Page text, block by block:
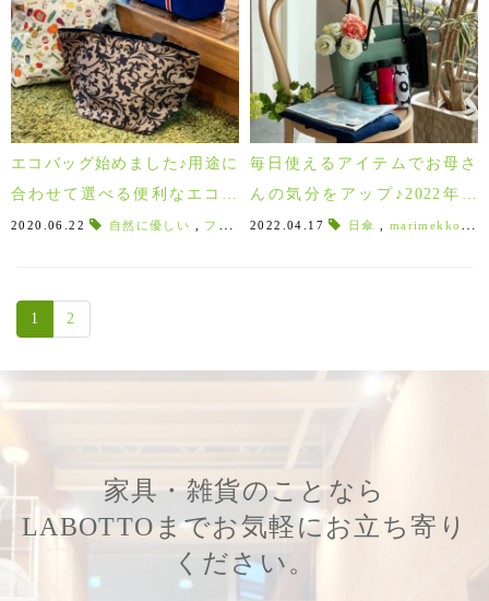
エコバッグ始めました♪用途に
合わせて選べる便利なエコバ
ッグ特集！
2020.06.22 自然に優しい フレキシブル ,エシカル消費 ,エシカル,
毎日使えるアイテムでお母さ
んの気分をアップ♪2022年母
の日ファッションギフト５
2022.04.17 日傘 marimekko
1 2
家具・雑貨のことなら
LABOTTOまでお気軽にお立ち寄り
ください。